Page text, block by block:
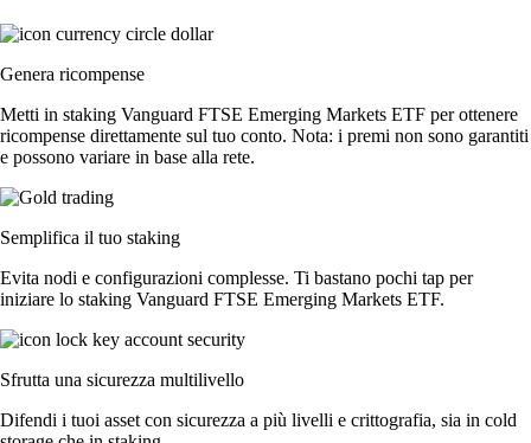
Genera ricompense
Metti in staking Vanguard FTSE Emerging Markets ETF per ottenere
ricompense direttamente sul tuo conto. Nota: i premi non sono garantiti
e possono variare in base alla rete.
Semplifica il tuo staking
Evita nodi e configurazioni complesse. Ti bastano pochi tap per
iniziare lo staking Vanguard FTSE Emerging Markets ETF.
Sfrutta una sicurezza multilivello
Difendi i tuoi asset con sicurezza a più livelli e crittografia, sia in cold